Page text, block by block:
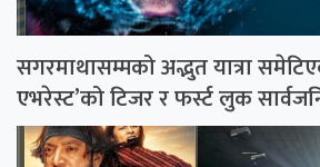
सगरमाथासम्मको अद्भुत यात्रा
एभरेस्ट’को टिजर र फर्स्ट लुक